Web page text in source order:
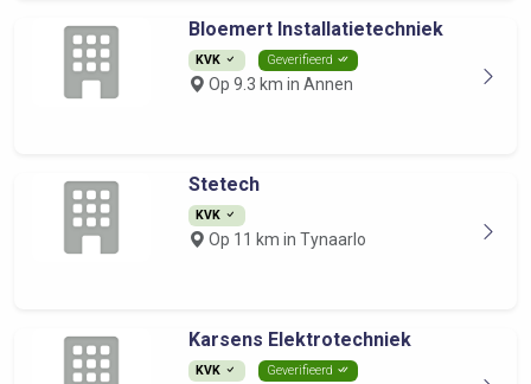
Bloemert Installatietechniek
KVK Geverifieerd
Op 9.3 km in Annen
Stetech
KVK
Op 11 km in Tynaarlo
Karsens Elektrotechniek
KVK Geverifieerd